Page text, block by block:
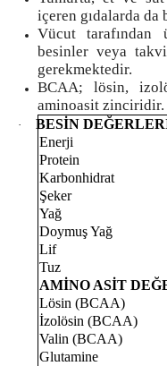
içeren gıdalarda da
Vücut tarafından
besinler veya
gerekmektedir.
BCAA; lösin,
aminoasit zinciridir.
· BESİN
Enerji
Protein
Karbonhidrat
Şeker
Yağ
Doymuş Yağ
Lif
Tuz
AMİNO ASİT
Lösin (BCAA)
İzolösin (BCAA)
Valin (BCAA)
Glutamine